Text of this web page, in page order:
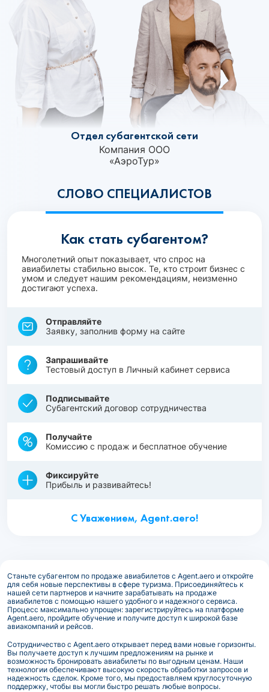
СЛОВО СПЕЦИАЛИСТОВ
Отдел субагентской сети
Компания ООО
«‎АэроТур»
Как стать субагентом?
Многолетний опыт показывает, что спрос на
авиабилеты стабильно высок. Те, кто строит бизнес с
умом и следует нашим рекомендациям, неизменно
достигают успеха.
Отправляйте
Заявку, заполнив форму на сайте
Запрашивайте
Тестовый доступ в Личный кабинет сервиса
Подписывайте
Субагентский договор сотрудничества
Получайте
Комиссию с продаж и бесплатное обучение
Фиксируйте
Прибыль и развивайтесь!
С Уважением, Agent.aero!
Станьте субагентом по продаже авиабилетов с Agent.aero и откройте
для себя новые перспективы в сфере туризма. Присоединяйтесь к
нашей сети партнеров и начните зарабатывать на продаже
авиабилетов с помощью нашего удобного и надежного сервиса.
Процесс максимально упрощен: зарегистрируйтесь на платформе
Agent.aero, пройдите обучение и получите доступ к широкой базе
авиакомпаний и рейсов.
Сотрудничество с Agent.aero открывает перед вами новые горизонты.
Вы получаете доступ к лучшим предложениям на рынке и
возможность бронировать авиабилеты по выгодным ценам. Наши
технологии обеспечивают высокую скорость обработки запросов и
надежность сделок. Кроме того, мы предоставляем круглосуточную
поддержку, чтобы вы могли быстро решать любые вопросы.